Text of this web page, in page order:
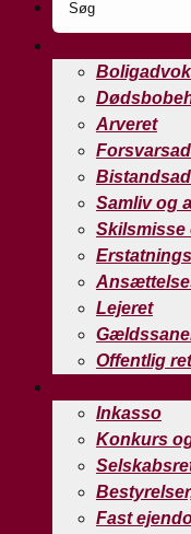
Arveret
Samliv og
Lejeret
Offentlig ret
Inkasso
Konkurs
Fast